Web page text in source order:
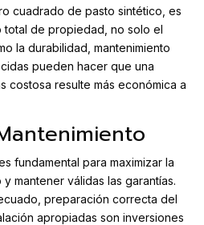
cuadrado de pasto sintético, es
de propiedad, no solo el
la durabilidad, mantenimiento
pueden hacer que una
costosa resulte más económica a
fundamental para maximizar la
mantener válidas las garantías.
preparación correcta del
apropiadas son inversiones